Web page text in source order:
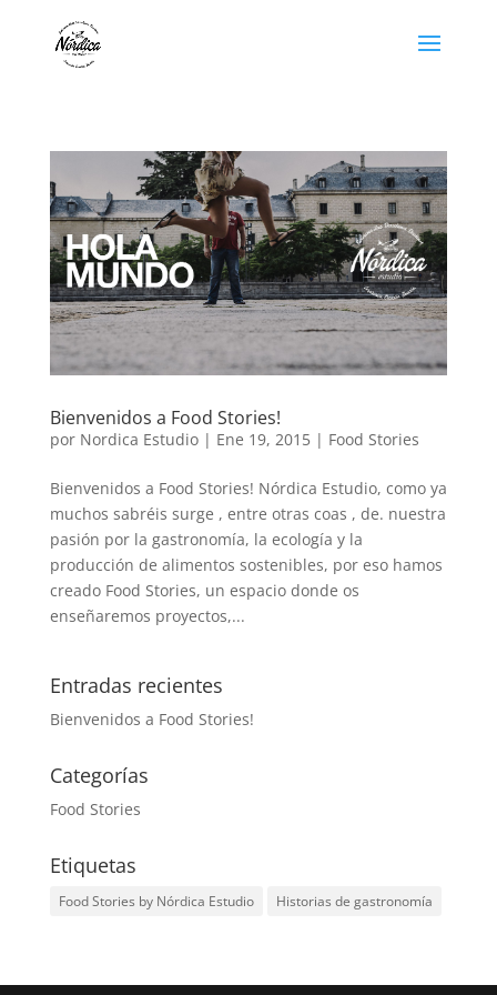
Bienvenidos a Food Stories!
por Nordica Estudio| Ene 19, 2015| Food Stories
Bienvenidos a Food Stories! Nórdica Estudio, como ya
muchos sabréis surge , entre otras coas , de. nuestra
pasión por la gastronomía, la ecología y la
producción de alimentos sostenibles, por eso hamos
creado Food Stories, un espacio donde os
enseñaremos proyectos,...
Entradas recientes
Bienvenidos a Food Stories!
Categorías
Food Stories
Etiquetas
Food Stories by Nórdica Estudio Historias de gastronomía